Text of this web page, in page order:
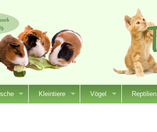
Kleintiere Vögel Reptilien